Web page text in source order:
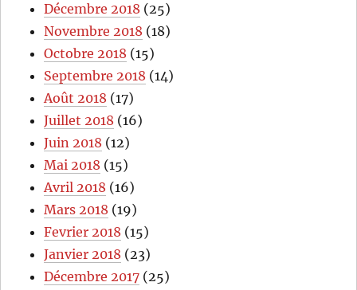
Décembre 2018 (25)
Novembre 2018 (18)
Octobre 2018 (15)
Septembre 2018 (14)
Août 2018 (17)
Juillet 2018 (16)
Juin 2018 (12)
Mai 2018 (15)
Avril 2018 (16)
Mars 2018 (19)
Fevrier 2018 (15)
Janvier 2018 (23)
Décembre 2017 (25)